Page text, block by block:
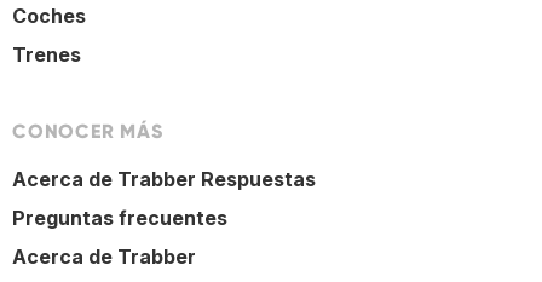
Coches
Trenes
CONOCER MÁS
Acerca de Trabber Respuestas
Preguntas frecuentes
Acerca de Trabber